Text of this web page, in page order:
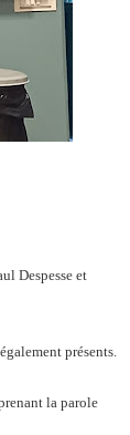
Despesse et
présents.
la parole